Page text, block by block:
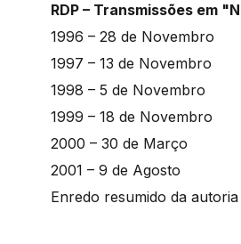
RDP – Transmissões em
1996 – 28 de Novembro
1997 – 13 de Novembro
1998 – 5 de Novembro
1999 – 18 de Novembro
2000 – 30 de Março
2001 – 9 de Agosto
Enredo resumido da